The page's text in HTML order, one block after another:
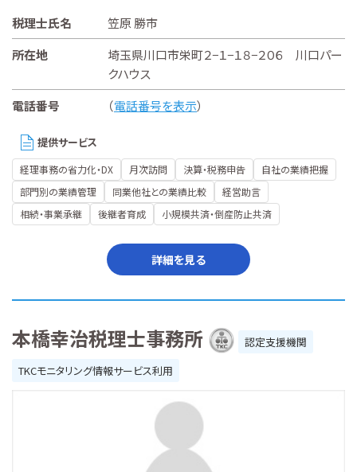
税理士氏名
笠原 勝市
所在地
埼玉県川口市栄町２−１−１８−２０６ 川口パー
クハウス
電話番号
（電話番号を表示）
提供サービス
経理事務の省力化・DX 月次訪問 決算・税務申告
自社の業績把握
部門別の業績管理
同業他社との業績比較
経営助言
相続・事業承継
後継者育成 小規模共済・倒産防止共済
詳細を見る
本橋幸治税理士事務所
認定支援機関
TKCモニタリング情報サービス利用